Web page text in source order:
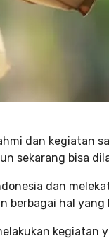
dan kegiatan
sekarang bisa
dan
berbagai hal yang
kegiatan